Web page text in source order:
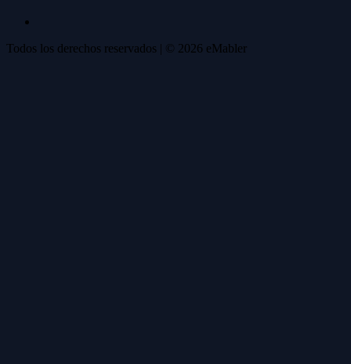
Todos los derechos reservados | © 2026 eMabler